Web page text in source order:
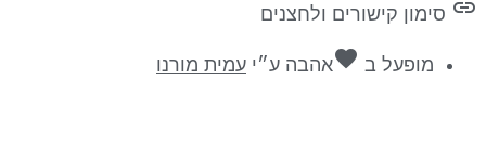
סימון קישורים ולחצנים
מופעל בfavoriteאהבהע״יעמית מורנו